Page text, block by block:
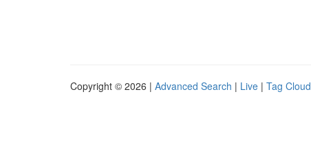
Copyright © 2026 | Advanced Search | Live | Tag Cloud